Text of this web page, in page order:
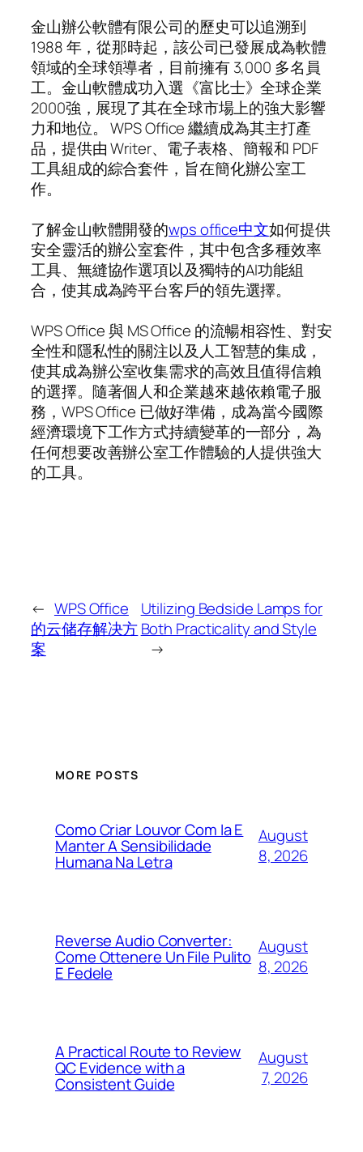
金山辦公軟體有限公司的歷史可以追溯到
1988 年，從那時起，該公司已發展成為軟體
領域的全球領導者，目前擁有 3,000 多名員
工。金山軟體成功入選《富比士》全球企業
2000強，展現了其在全球市場上的強大影響
力和地位。 WPS Office 繼續成為其主打產
品，提供由 Writer、電子表格、簡報和 PDF
工具組成的綜合套件，旨在簡化辦公室工
作。
了解金山軟體開發的wps office中文如何提供
安全靈活的辦公室套件，其中包含多種效率
工具、無縫協作選項以及獨特的AI功能組
合，使其成為跨平台客戶的領先選擇。
WPS Office 與 MS Office 的流暢相容性、對安
全性和隱私性的關注以及人工智慧的集成，
使其成為辦公室收集需求的高效且值得信賴
的選擇。隨著個人和企業越來越依賴電子服
務，WPS Office 已做好準備，成為當今國際
經濟環境下工作方式持續變革的一部分，為
任何想要改善辦公室工作體驗的人提供強大
的工具。
← WPS Office
的云储存解决方
案
Utilizing Bedside Lamps for
Both Practicality and Style
→
MORE POSTS
Como Criar Louvor Com Ia E
Manter A Sensibilidade
Humana Na Letra
August
8, 2026
Reverse Audio Converter:
Come Ottenere Un File Pulito
E Fedele
August
8, 2026
A Practical Route to Review
QC Evidence with a
Consistent Guide
August
7, 2026